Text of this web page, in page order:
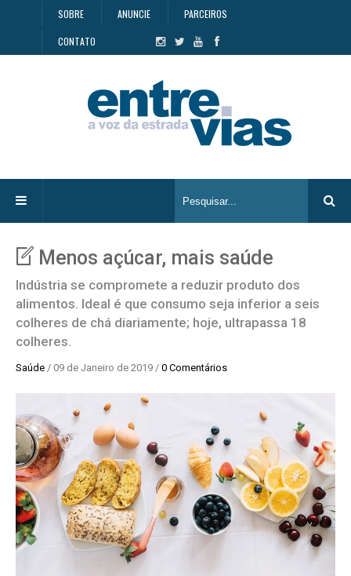
SOBRE ANUNCIE PARCEIROS
CONTATO
Menos açúcar, mais saúde
Indústria se compromete a reduzir produto dos
alimentos. Ideal é que consumo seja inferior a seis
colheres de chá diariamente; hoje, ultrapassa 18
colheres.
Saúde / 09 de Janeiro de 2019 / 0 Comentários